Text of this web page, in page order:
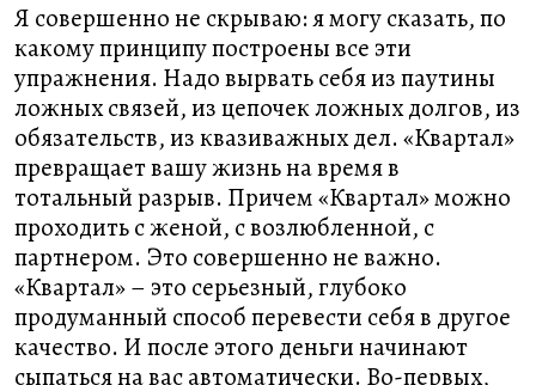
Я совершенно не скрываю: я могу сказать, по
какому принципу построены все эти
упражнения. Надо вырвать себя из паутины
ложных связей, из цепочек ложных долгов, из
обязательств, из квазиважных дел. «Квартал»
превращает вашу жизнь на время в
тотальный разрыв. Причем «Квартал» можно
проходить с женой, с возлюбленной, с
партнером. Это совершенно не важно.
«Квартал» – это серьезный, глубоко
продуманный способ перевести себя в другое
качество. И после этого деньги начинают
сыпаться на вас автоматически. Во-первых,